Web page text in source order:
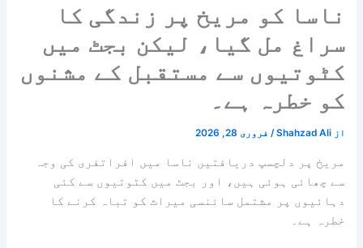
ناسا کو مریخ پر زندگی کا
سراغ مل گیا، لیکن بجٹ میں
کٹوتیوں سے مستقبل کے مشنوں
کو خطرہ ہے۔
از Shahzad Ali
/ فروری 28, 2026
مریخ پر دلچسپ دریافتیں ناسا میں افراتفری کی وجہ
سے چھائی ہوئی ہیں، اور بجٹ میں کٹوتیوں سے کئی
دہائیوں پر مشتمل سائنسی میراث کو تباہ کرنے کا
خطرہ ہے۔